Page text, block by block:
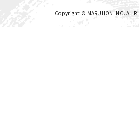
Copyright © MARUHON INC. All